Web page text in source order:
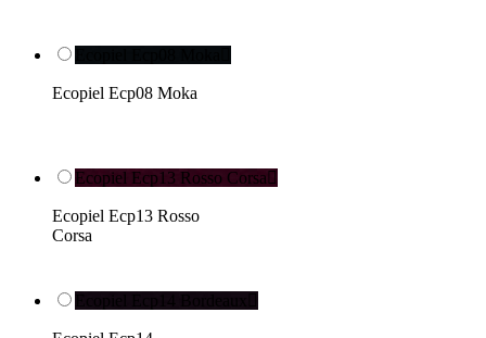
Ecopiel Ecp08 Moka
Ecopiel Ecp13 Rosso Corsa
Ecopiel Ecp13 Rosso
Corsa